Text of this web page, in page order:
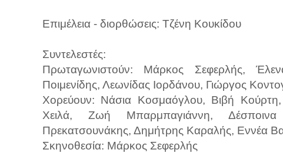
Επιμέλεια - διορθώσεις: Τζένη Κουκίδου
Συντελεστές:
Πρωταγωνιστούν: Μάρκος Σεφερλής,
Ποιμενίδης, Λεωνίδας Ιορδάνου, Γιώργος
Χορεύουν: Νάσια Κοσμαόγλου, Βιβή
Χειλά, Ζωή Μπαρμπαγιάννη, Δέσποινα
Πρεκατσουνάκης, Δημήτρης Καραλής, Εννέα
Σκηνοθεσία: Μάρκος Σεφερλής